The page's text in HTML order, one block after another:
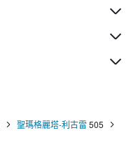
聖瑪格麗塔-利古雷 505